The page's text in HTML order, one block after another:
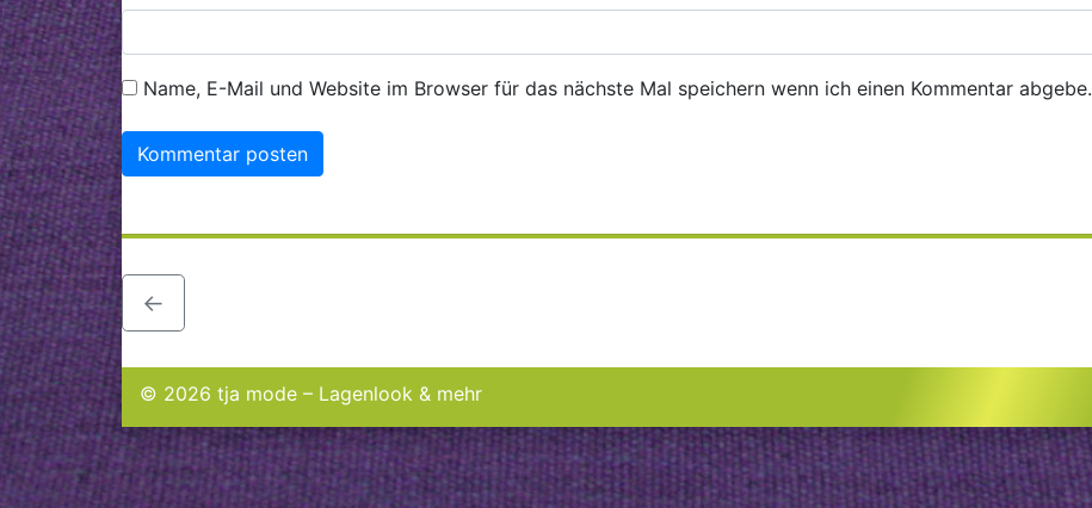
Name, E-Mail und Website im Browser für das nächste Mal speichern wenn ich einen Kommentar abgebe.
←
© 2026 tja mode – Lagenlook & mehr